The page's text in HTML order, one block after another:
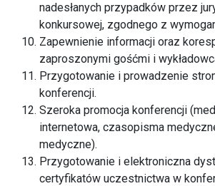
nadesłanych przypadków przez
konkursowej, zgodnego z
Zapewnienie informacji oraz
zaproszonymi gośćmi i
Przygotowanie i prowadzenie
konferencji.
Szeroka promocja konferencji
internetowa, czasopisma
medyczne).
Przygotowanie i elektroniczna
certyfikatów uczestnictwa w